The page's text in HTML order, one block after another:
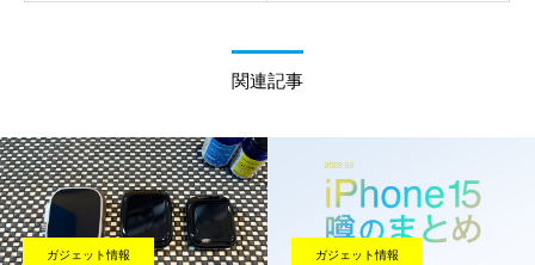
関連記事
ガジェット情報 ガジェット情報